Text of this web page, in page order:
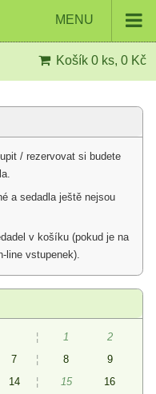
MENU
Košík 0 ks, 0 Kč
/ rezervovat si budete
a sedadla ještě nejsou
v košíku (pokud je na
line vstupenek).
¦ 1
2
7 ¦ 8
9
14 ¦ 15
16